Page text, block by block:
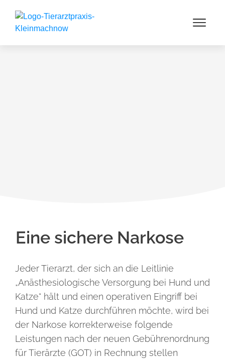
Eine sichere Narkose
Jeder Tierarzt, der sich an die Leitlinie
„Anästhesiologische Versorgung bei Hund und
Katze“ hält und einen operativen Eingriff bei
Hund und Katze durchführen möchte, wird bei
der Narkose korrekterweise folgende
Leistungen nach der neuen Gebührenordnung
für Tierärzte (GOT) in Rechnung stellen